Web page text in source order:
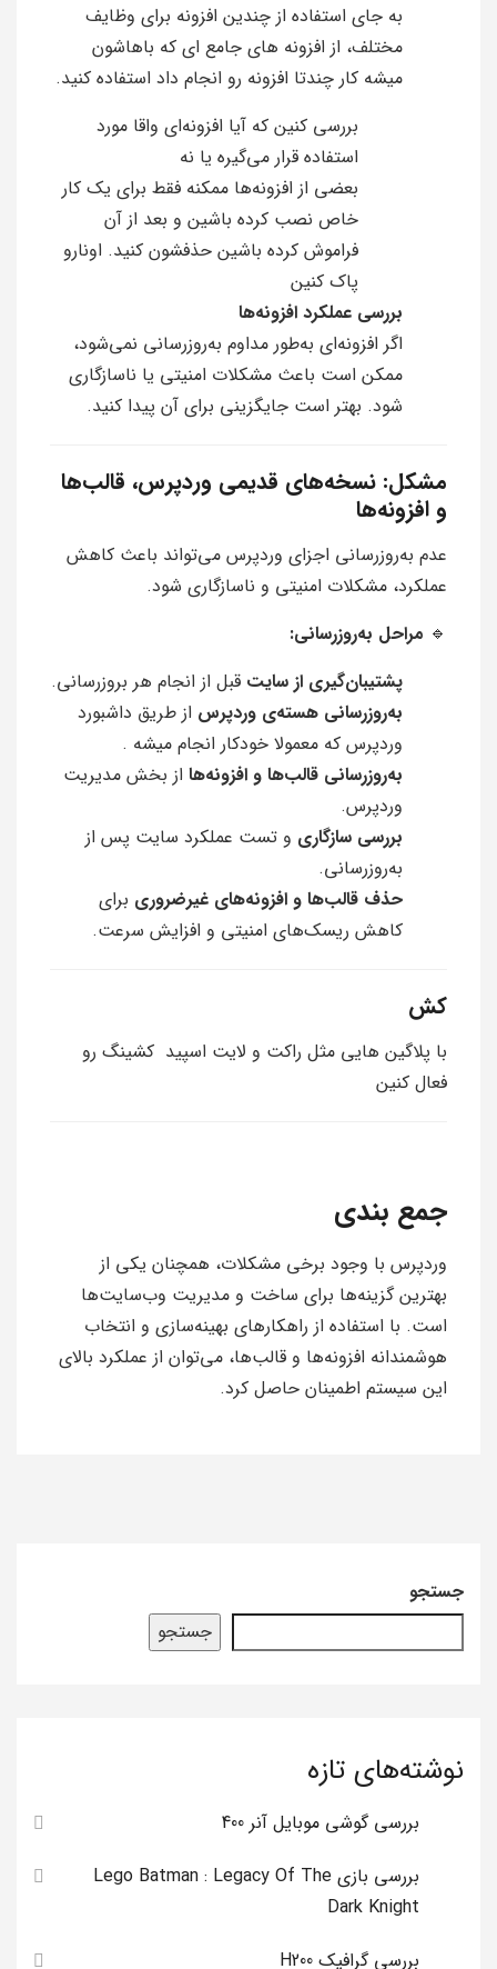
به جای استفاده از چندین افزونه برای وظایف
مختلف، از افزونه های جامع ای که باهاشون
میشه کار چندتا افزونه رو انجام داد استفاده کنید.
بررسی کنین که آیا افزونه‌ای واقا مورد
استفاده قرار می‌گیره یا نه
بعضی از افزونه‌ها ممکنه فقط برای یک کار
خاص نصب کرده باشین و بعد از آن
فراموش کرده باشین حذفشون کنید. اونارو
پاک کنین
بررسی عملکرد افزونه‌ها
اگر افزونه‌ای به‌طور مداوم به‌روزرسانی نمی‌شود،
ممکن است باعث مشکلات امنیتی یا ناسازگاری
شود. بهتر است جایگزینی برای آن پیدا کنید.
مشکل: نسخه‌های قدیمی وردپرس، قالب‌ها
و افزونه‌ها
عدم به‌روزرسانی اجزای وردپرس می‌تواند باعث کاهش
عملکرد، مشکلات امنیتی و ناسازگاری شود.
🔹 مراحل به‌روزرسانی:
پشتیبان‌گیری از سایت قبل از انجام هر بروزرسانی.
به‌روزرسانی هسته‌ی وردپرس از طریق داشبورد
وردپرس که معمولا خودکار انجام میشه .
به‌روزرسانی قالب‌ها و افزونه‌ها از بخش مدیریت
وردپرس.
بررسی سازگاری و تست عملکرد سایت پس از
به‌روزرسانی.
حذف قالب‌ها و افزونه‌های غیرضروری برای
کاهش ریسک‌های امنیتی و افزایش سرعت.
کش
با پلاگین هایی مثل راکت و لایت اسپید کشینگ رو
فعال کنین
جمع بندی
وردپرس با وجود برخی مشکلات، همچنان یکی از
بهترین گزینه‌ها برای ساخت و مدیریت وب‌سایت‌ها
است. با استفاده از راهکارهای بهینه‌سازی و انتخاب
هوشمندانه افزونه‌ها و قالب‌ها، می‌توان از عملکرد بالای
این سیستم اطمینان حاصل کرد.
جستجو
جستجو
نوشته‌های تازه
بررسی گوشی موبایل آنر 400
بررسی بازی Lego Batman : Legacy Of The
Dark Knight
بررسی گرافیک H200